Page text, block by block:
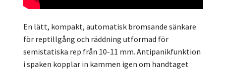
En lätt, kompakt, automatisk bromsande sänkare
för reptillgång och räddning utformad för
semistatiska rep från 10-11 mm. Antipanikfunktion
i spaken kopplar in kammen igen om handtaget